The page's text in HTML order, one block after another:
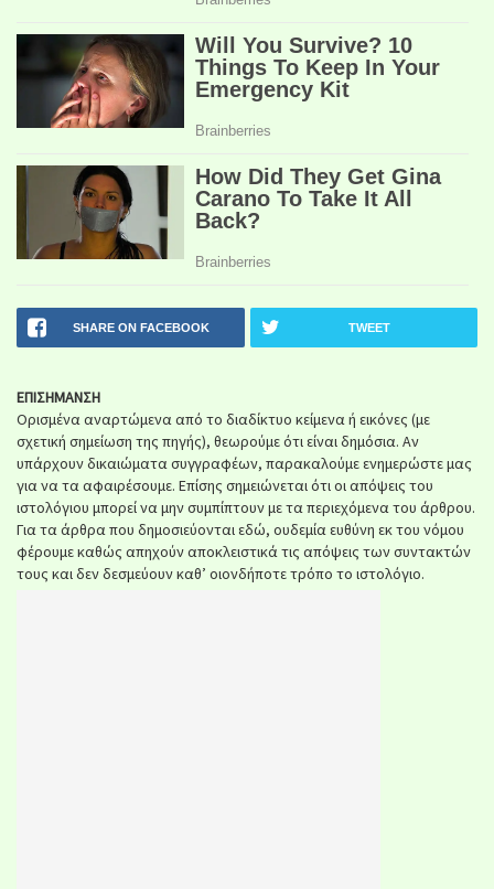
SHARE ON FACEBOOK TWEET
ΕΠΙΣΗΜΑΝΣΗ
Ορισμένα αναρτώμενα από το διαδίκτυο κείμενα ή εικόνες (με
σχετική σημείωση της πηγής), θεωρούμε ότι είναι δημόσια. Αν
υπάρχουν δικαιώματα συγγραφέων, παρακαλούμε ενημερώστε μας
για να τα αφαιρέσουμε. Επίσης σημειώνεται ότι οι απόψεις του
ιστολόγιου μπορεί να μην συμπίπτουν με τα περιεχόμενα του άρθρου.
Για τα άρθρα που δημοσιεύονται εδώ, ουδεμία ευθύνη εκ του νόμου
φέρουμε καθώς απηχούν αποκλειστικά τις απόψεις των συντακτών
τους και δεν δεσμεύουν καθ’ οιονδήποτε τρόπο το ιστολόγιο.